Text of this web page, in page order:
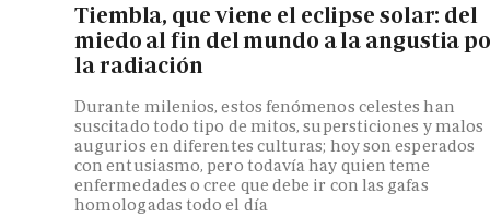
Tiembla, que viene el eclipse solar: del
miedo al fin del mundo a la angustia
la radiación
Durante milenios, estos fenómenos celestes han
suscitado todo tipo de mitos, supersticiones y malos
augurios en diferentes culturas; hoy son esperados
con entusiasmo, pero todavía hay quien teme
enfermedades o cree que debe ir con las gafas
homologadas todo el día